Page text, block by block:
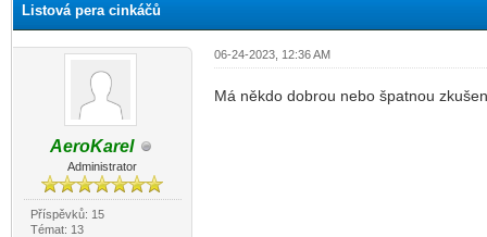
Listová pera cinkáčů
AeroKarel
Administrator
Příspěvků: 15
Témat: 13
06-24-2023, 12:36 AM
Má někdo dobrou nebo špatnou